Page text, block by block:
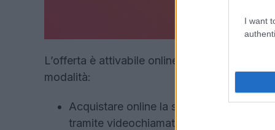
I want
L’offerta è attivabile online tramite il sito
modalità:
Acquistare online la simcard e riceverla
tramite videochiamata e verificare la